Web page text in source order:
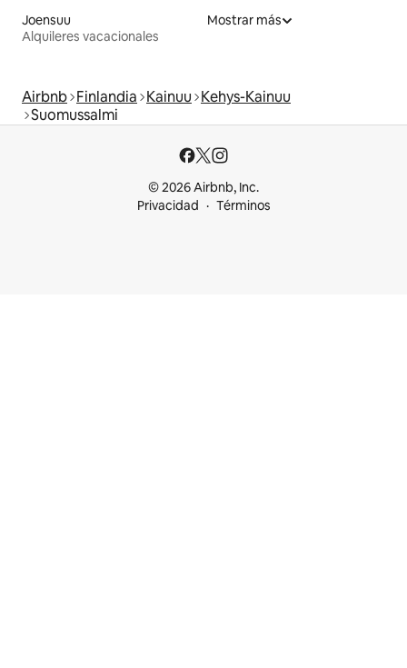
Joensuu
Alquileres vacacionales
Mostrar más
Airbnb Finlandia Kainuu Kehys-Kainuu
Suomussalmi
© 2026 Airbnb, Inc.
Privacidad
Términos